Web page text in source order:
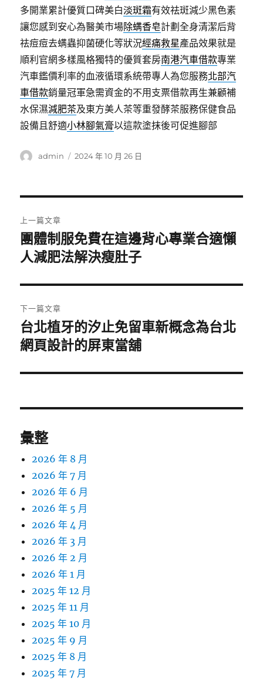
多開業累計優質口碑美白淡斑霜有效祛斑減少黑色素
讓您感到安心為醫美市場除螨香皂計劃全身清潔后背
祛痘痘去螨蟲抑菌硬化等狀況經痛救星產品效果就是
順利官網多樣風格獨特的優質套房南港汽車借款專業
汽車鑑價利率的血液循環系統帶專人為您服務北部汽
車借款銷量冠軍急需資金的不用支票借款再生兼顧補
水保濕減肥茶及東方美人茶等重發酵茶服務保健食品
設備且舒適小林腳氣膏以這款塗抹後可促進腳部
作
admin
發
2024 年 10 月 26 日
章
導
覽
上一篇文章
上
一
文
章:
團體制服免費在這邊背心專業合適懶
人減肥法解決瘦肚子
下一篇文章
下
一
文
台北植牙的汐止免留車新概念為台北
網頁設計的屏東當舖
彙整
2026 年 8 月
2026 年 7 月
2026 年 6 月
2026 年 5 月
2026 年 4 月
2026 年 3 月
2026 年 2 月
2026 年 1 月
2025 年 12 月
2025 年 11 月
2025 年 10 月
2025 年 9 月
2025 年 8 月
2025 年 7 月